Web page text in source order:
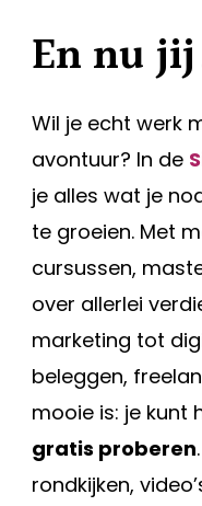
En nu
Wil je echt werk
avontuur? In de
je alles wat je
te groeien. Met
cursussen,
over allerlei
marketing tot
beleggen,
mooie is: je kunt
gratis proberen
rondkijken,